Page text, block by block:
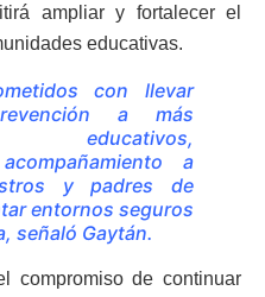
ampliar y fortalecer el
educativas.
con llevar
a más
educativos,
a
y padres de
entornos seguros
señaló Gaytán.
compromiso de continuar